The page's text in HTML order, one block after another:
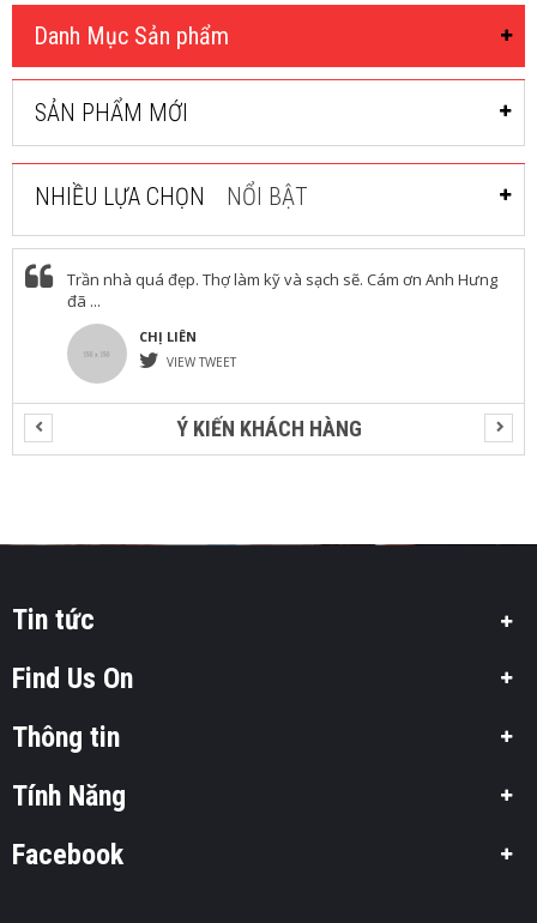
Danh Mục Sản phẩm
SẢN PHẨM MỚI
NHIỀU LỰA CHỌN NỔI BẬT
Trần nhà quá đẹp. Thợ làm kỹ và sạch sẽ. Cám ơn Anh Hưng
đã ...
CHỊ LIÊN
VIEW TWEET
Ý KIẾN KHÁCH HÀNG
Tin tức
Find Us On
Thông tin
Tính Năng
Facebook